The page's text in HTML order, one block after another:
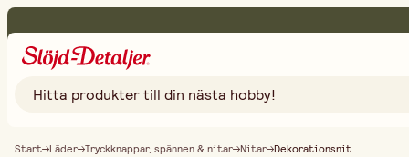
Start Läder Tryckknappar, spännen & nitar Nitar Dekorationsnit